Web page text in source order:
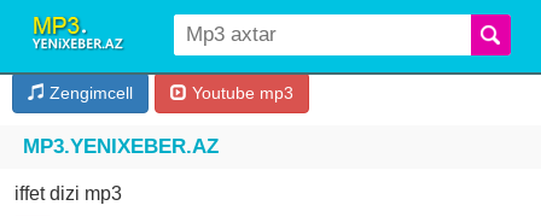
Zengimcell Youtube mp3
MP3.YENIXEBER.AZ
iffet dizi mp3